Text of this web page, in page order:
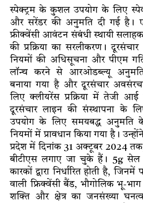
स्पेक्ट्रम के कुशल उपयोग के लिए
और सरेंडर की अनुमति दी गई है।
फ्रीक्वेंसी आवंटन संबंधी स्थायी
की प्रक्रिया का सरलीकरण।
नियमों की अधिसूचना और पीएम
लॉन्च करने से आरओडब्ल्यू
बनाया गया है और दूरसंचार
लिए क्लीयरेंस प्रक्रिया में तेजी
दूरसंचार लाइन की संस्थापना के
उपयोग के लिए समयबद्ध अनुमति
नियमों में प्रावधान किया गया है।
प्रदेश में दिनांक 31 अक्टूबर 2024
बीटीएस लगाए जा चुके हैं। 5g
कारकों द्वारा निर्धारित होती है,
वाली फ्रिक्वेंसी बैंड, भौगोलिक भू-
शक्ति और क्षेत्र का जनसंख्या